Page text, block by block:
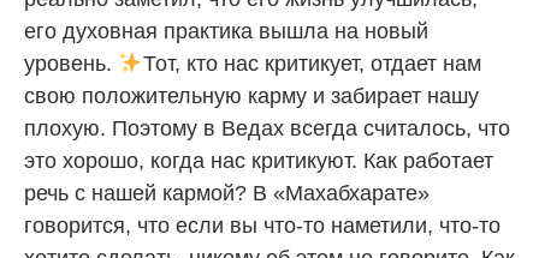
его духовная практика вышла на новый
уровень.
Тот, кто нас критикует, отдает нам
свою положительную карму и забирает нашу
плохую. Поэтому в Ведах всегда считалось, что
это хорошо, когда нас критикуют. Как работает
речь с нашей кармой? В «Махабхарате»
говорится, что если вы что-то наметили, что-то